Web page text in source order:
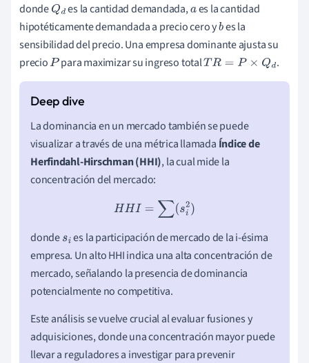
dondeQd es la cantidad demandada,aes la cantidad
hipotéticamente demandada a precio cero ybes la
sensibilidad del precio. Una empresa dominante ajusta su
precioP para maximizar su ingreso totalTR=P×Qd .
La dominancia en un mercado también se puede
visualizar a través de una métrica llamada Índice de
Herfindahl-Hirschman (HHI), la cual mide la
concentración del mercado:
HHI=∑ (s
)
dondesi es la participación de mercado de la i-ésima
empresa. Un alto HHI indica una alta concentración de
mercado, señalando la presencia de dominancia
potencialmente no competitiva.
Este análisis se vuelve crucial al evaluar fusiones y
adquisiciones, donde una concentración mayor puede
llevar a reguladores a investigar para prevenir